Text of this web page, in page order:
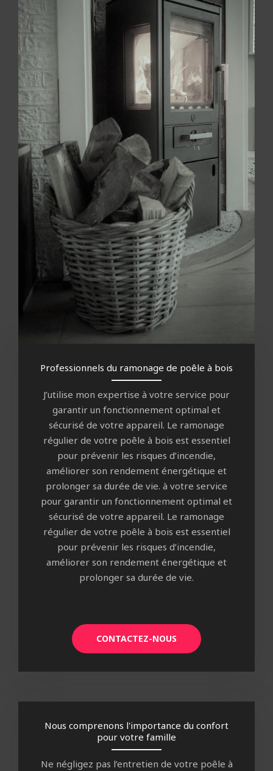
Professionnels du ramonage de poêle à bois
J’utilise mon expertise à votre service pour
garantir un fonctionnement optimal et
sécurisé de votre appareil. Le ramonage
régulier de votre poêle à bois est essentiel
pour prévenir les risques d’incendie,
améliorer son rendement énergétique et
prolonger sa durée de vie. à votre service
pour garantir un fonctionnement optimal et
sécurisé de votre appareil. Le ramonage
régulier de votre poêle à bois est essentiel
pour prévenir les risques d’incendie,
améliorer son rendement énergétique et
prolonger sa durée de vie.
CONTACTEZ-NOUS
Nous comprenons l'importance du confort
pour votre famille
Ne négligez pas l’entretien de votre poêle à